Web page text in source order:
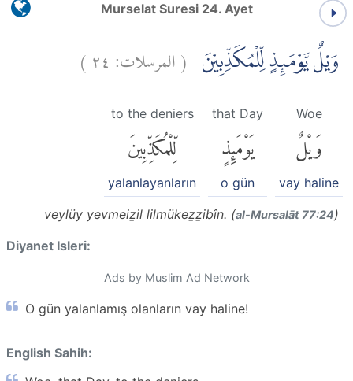
Murselat Suresi 24. Ayet
وَيْلٌ يَّوْمَىِٕذٍ لِّلْمُكَذِّبِيْنَ (المرسلات: ٢٤)
Woe
وَيْلٌ
vay haline
that Day
يَوْمَئِذٍ
o gün
to the deniers
لِّلْمُكَذِّبِينَ
yalanlayanların
veylüy yevmeiẕil lilmükeẕẕibîn. (al-Mursalāt 77:24)
Diyanet Isleri:
Ads by Muslim Ad Network
O gün yalanlamış olanların vay haline!
English Sahih: